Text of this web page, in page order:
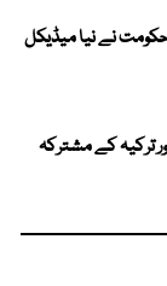
نے نیا میڈیکل
ترکیہ کے مشترکہ